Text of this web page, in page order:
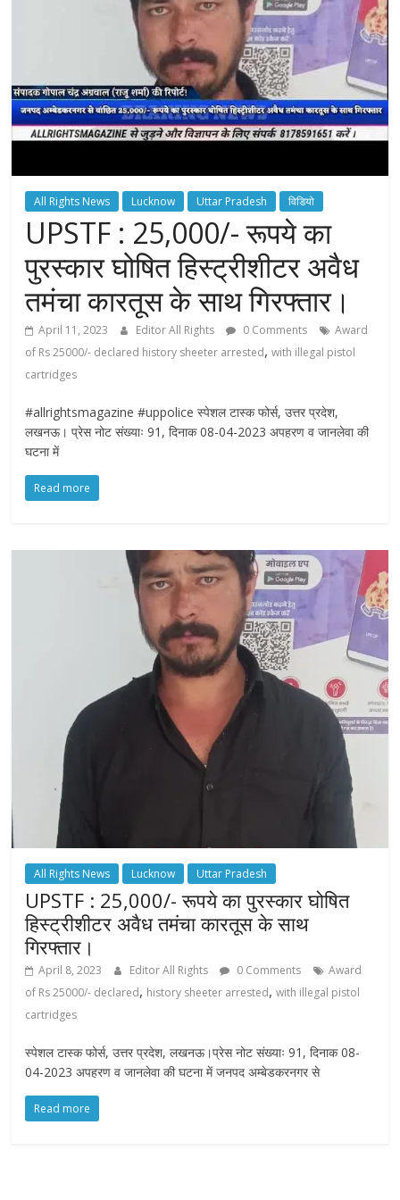
All Rights News Lucknow Uttar Pradesh विडियो
UPSTF : 25,000/- रूपये का
पुरस्कार घोषित हिस्ट्रीशीटर अवैध
तमंचा कारतूस के साथ गिरफ्तार।
April 11, 2023 Editor All Rights 0 Comments
Award
of Rs 25000/- declared history sheeter arrested,with illegal pistol
cartridges
#allrightsmagazine #uppolice स्पेशल टास्क फोर्स, उत्तर प्रदेश,
लखनऊ। प्रेस नोट संख्याः 91, दिनाक 08-04-2023 अपहरण व जानलेवा की
घटना में
Read more
All Rights News Lucknow Uttar Pradesh
UPSTF : 25,000/- रूपये का पुरस्कार घोषित
हिस्ट्रीशीटर अवैध तमंचा कारतूस के साथ
गिरफ्तार।
April 8, 2023 Editor All Rights 0 Comments
Award
of Rs 25000/- declared, history sheeter arrested,with illegal pistol
cartridges
स्पेशल टास्क फोर्स, उत्तर प्रदेश, लखनऊ।प्रेस नोट संख्याः 91, दिनाक 08-
04-2023 अपहरण व जानलेवा की घटना में जनपद अम्बेडकरनगर से
Read more